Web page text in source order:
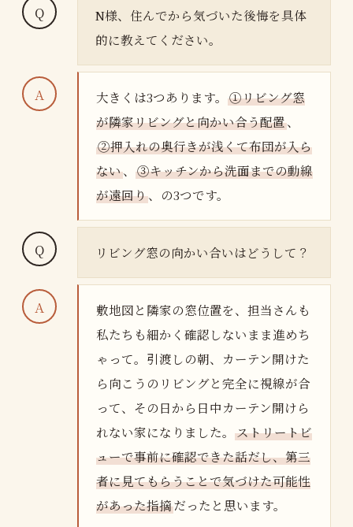
N様、住んでから気づいた後悔を具体
的に教えてください。
大きくは3つあります。 ①リビング窓
が隣家リビングと向かい合う配置、
②押入れの奥行きが浅くて布団が入ら
ない、 ③キッチンから洗面までの動線
が遠回り、の3つです。
リビング窓の向かい合いはどうして？
敷地図と隣家の窓位置を、担当さんも
私たちも細かく確認しないまま進めち
ゃって。引渡しの朝、カーテン開けた
ら向こうのリビングと完全に視線が合
って、その日から日中カーテン開けら
れない家になりました。 ストリートビ
ューで事前に確認できた話だし、第三
者に見てもらうことで気づけた可能性
があった指摘だったと思います。